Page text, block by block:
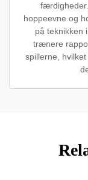
hoppeevne og
på teknikken
trænere
spillerne,